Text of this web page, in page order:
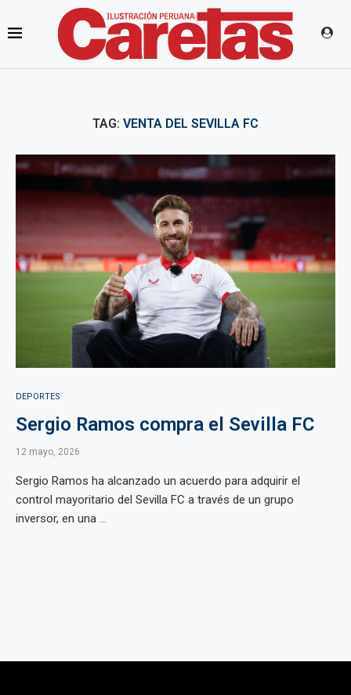
TAG: VENTA DEL SEVILLA FC
DEPORTES
Sergio Ramos compra el Sevilla FC
12 mayo, 2026
Sergio Ramos ha alcanzado un acuerdo para adquirir el
control mayoritario del Sevilla FC a través de un grupo
inversor, en una ...